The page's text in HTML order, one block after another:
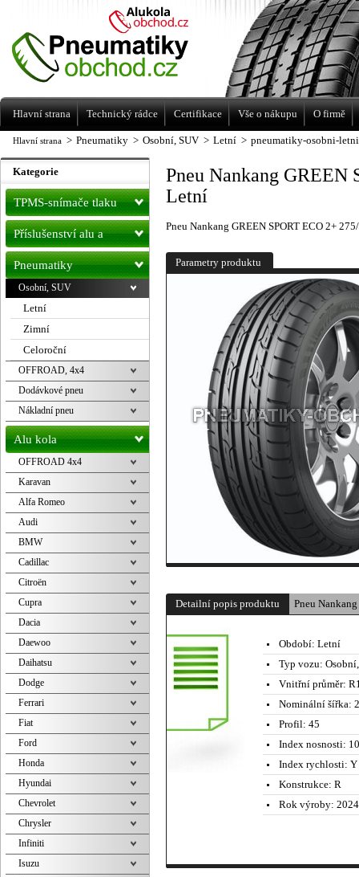
Hlavní strana > Pneumatiky > Osobní, SUV > Letní > pneumatiky-osobni-
Pneu Nankang
Letní
Pneu Nankang GREEN SPORT ECO 2+
Parametry produktu
Detailní popis produktu Pneu
Období: Letní
Typ vozu:
Vnitřní průměr:
Nominální šířka:
Profil: 45
Index nosnosti:
Index rychlosti: Y
Konstrukce: R
Rok výroby:
Kategorie
TPMS-snímače tlaku
Příslušenství alu a
pneu
Pneumatiky
Osobní, SUV
Letní
Zimní
Celoroční
OFFROAD, 4x4
Dodávkové pneu
Nákladní pneu
Alu kola
OFFROAD 4x4
Karavan
Alfa Romeo
Audi
BMW
Cadillac
Citroën
Cupra
Dacia
Daewoo
Daihatsu
Dodge
Ferrari
Fiat
Ford
Honda
Hyundai
Chevrolet
Chrysler
Infiniti
Isuzu
Levné pneumatiky letní, zimní, Alu kola
a litá kola Racing Line
Hlavní strana Technický rádce Certifikace Vše o nákupu O firmě